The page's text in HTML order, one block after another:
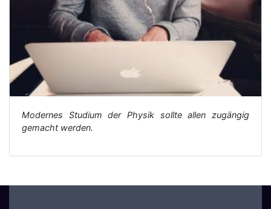
Modernes Studium der Physik sollte allen zugängig
gemacht werden.